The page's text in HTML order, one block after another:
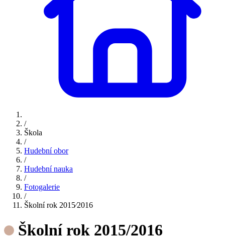
/
Škola
/
Hudební obor
/
Hudební nauka
/
Fotogalerie
/
Školní rok 2015⁄2016
Školní rok 2015/2016